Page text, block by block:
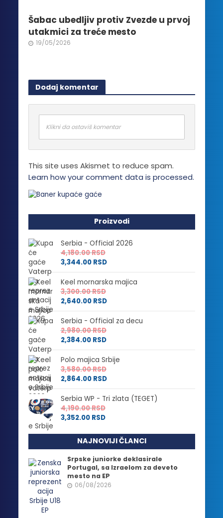
Šabac ubedljiv protiv Zvezde u prvoj
utakmici za treće mesto
19/05/2026
Dodaj komentar
Klikni da ostaviš komentar
This site uses Akismet to reduce spam.
Learn how your comment data is processed.
Proizvodi
Serbia - Official 2026
4,180.00RSD
3,344.00 RSD
Keel mornarska majica
3,300.00RSD
2,640.00 RSD
Serbia - Official za decu
2,980.00RSD
2,384.00 RSD
Polo majica Srbije
3,580.00RSD
2,864.00 RSD
Serbia WP - Tri zlata (TEGET)
4,190.00RSD
3,352.00 RSD
NAJNOVIJI ČLANCI
Srpske juniorke deklasirale
Portugal, sa Izraelom za deveto
mesto na EP
06/08/2026